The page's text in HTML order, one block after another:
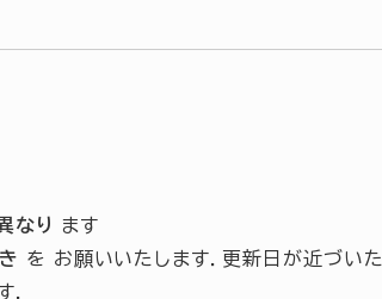
なり
ます
を お願いいたします．更新日が近づいた